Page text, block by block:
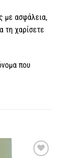
με ασφάλεια,
τη χαρίσετε
που